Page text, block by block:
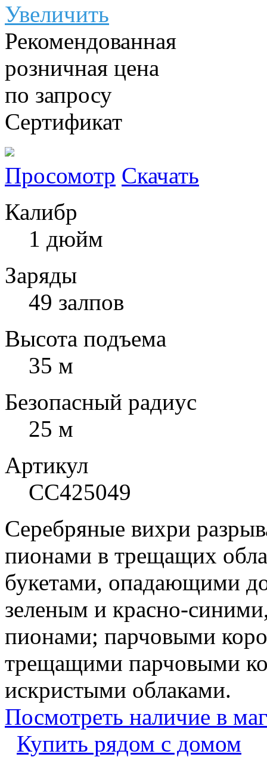
Увеличить
Рекомендованная
розничная цена
по запросу
Сертификат
Просомотр Скачать
Калибр
1 дюйм
Заряды
49 залпов
Высота подъема
35 м
Безопасный радиус
25 м
Артикул
СС425049
Серебряные вихри
пионами в трещащих
букетами, опадающими
зеленым и красно-
пионами; парчовыми
трещащими парчовыми
искристыми облаками.
Посмотреть наличие в
Купить рядом с домом